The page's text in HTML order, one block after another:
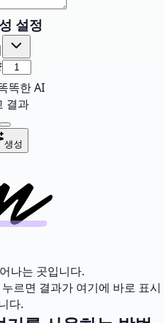
설정
똑한 AI
결과
생성
나는 곳입니다.
르면 결과가 여기에 바로 표시
다.